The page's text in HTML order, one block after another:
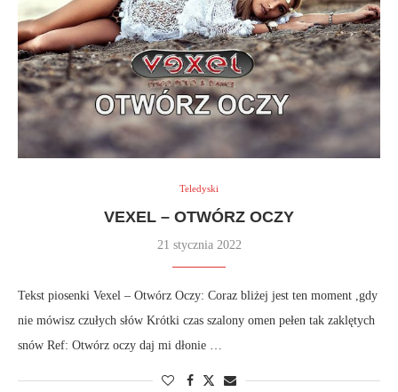
Teledyski
VEXEL – OTWÓRZ OCZY
21 stycznia 2022
Tekst piosenki Vexel – Otwórz Oczy: Coraz bliżej jest ten moment ,gdy
nie mówisz czułych słów Krótki czas szalony omen pełen tak zaklętych
snów Ref: Otwórz oczy daj mi dłonie …